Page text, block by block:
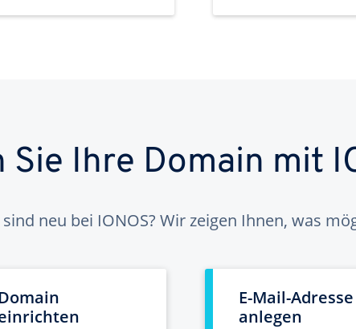
Sie Ihre Domain mit
sind neu bei IONOS? Wir zeigen Ihnen, was
E-Mail-Adresse
anlegen